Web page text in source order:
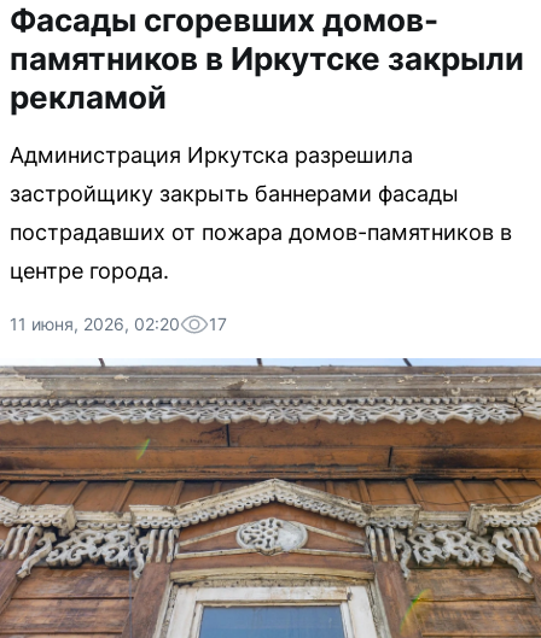
Фасады сгоревших домов-
памятников в Иркутске закрыли
рекламой
Администрация Иркутска разрешила
застройщику закрыть баннерами фасады
пострадавших от пожара домов-памятников в
центре города.
11 июня, 2026, 02:20 17